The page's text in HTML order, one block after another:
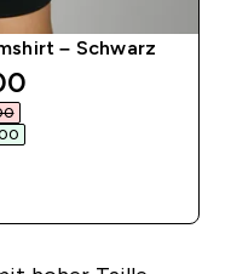
– Schwarz
price